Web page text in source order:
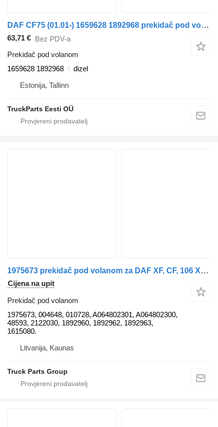
DAF CF75 (01.01-) 1659628 1892968 prekidač pod volanom za DAF LF45, LF55, LF180, CF65, CF75, CF85 (2001-) tegljača
63,71 € Bez PDV-a
Prekidač pod volanom
1659628 1892968
dizel
Estonija, Tallinn
TruckParts Eesti OÜ
1975673 prekidač pod volanom za DAF XF, CF, 106 XF, EURO6 tegljača
Cijena na upit
Prekidač pod volanom
1975673, 004648, 010728, A064802301, A064802300,
48593, 2122030, 1892960, 1892962, 1892963,
1615080.
Litvanija, Kaunas
Truck Parts Group